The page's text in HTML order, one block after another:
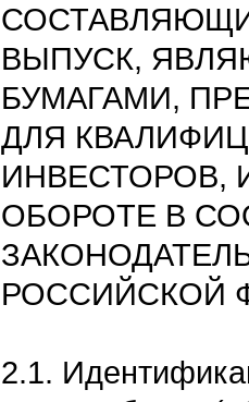
ВЫПУСК,
БУМАГАМИ,
ДЛЯ
ИНВЕСТОРОВ,
ОБОРОТЕ В
РОССИЙСКОЙ
2.1.